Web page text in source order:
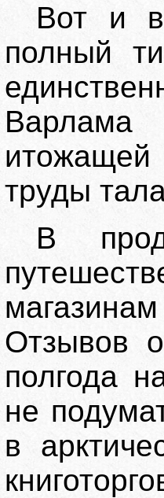
Вот и
полный
итожащей
труды
В
Отзывов
полгода
не
в